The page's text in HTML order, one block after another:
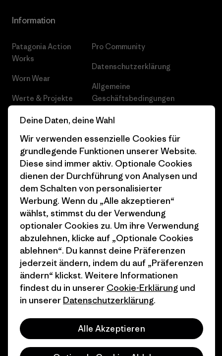
Information
Patagonia Action
Works
Worn Wear
Werte & Projekte
Progress Report
Business Unusual
Klimaziele
1% For The Planet
Wie wir finanzieren
Geschenkgutscheine
Stores in deiner Nähe
Pro Community
Datenschutzerklärung
Allgemeine
Geschäftsbedingungen
Cookie Einstellungen
Karriere
Pressekontakt
Industry program
Affiliate-Programm
Patagonia Schweiz
Seitenverzeichnis
© 2026 Patagonia, Inc. All Rights Reserved.
Deine Daten, deine Wahl
Wir verwenden essenzielle Cookies für
grundlegende Funktionen unserer Website.
Diese sind immer aktiv. Optionale Cookies
dienen der Durchführung von Analysen und
dem Schalten von personalisierter
Werbung. Wenn du „Alle akzeptieren“
wählst, stimmst du der Verwendung
optionaler Cookies zu. Um ihre Verwendung
abzulehnen, klicke auf „Optionale Cookies
ablehnen“. Du kannst deine Präferenzen
jederzeit ändern, indem du auf „Präferenzen
ändern“ klickst. Weitere Informationen
findest du in unserer Cookie-Erklärung und
in unserer Datenschutzerklärung.
Alle Akzeptieren